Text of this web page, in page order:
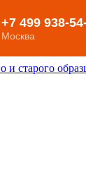
и старого